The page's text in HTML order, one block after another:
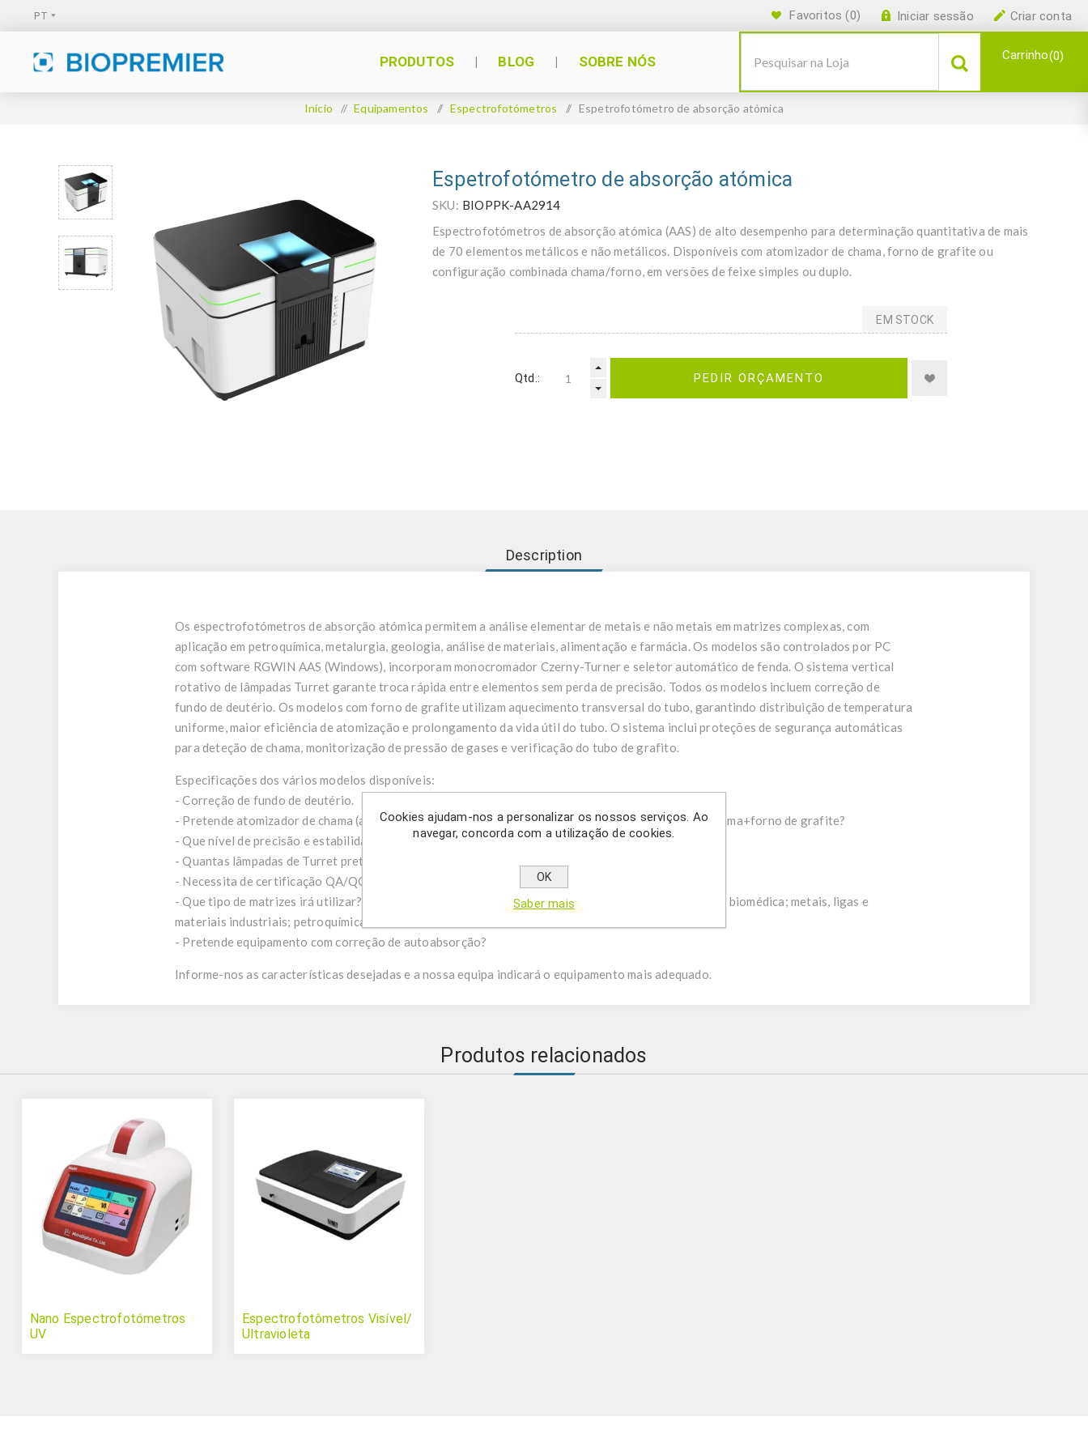
Criar conta
Iniciar sessão
Favoritos (0)
PRODUTOS BLOG SOBRE NÓS Carrinho 0
Início / Equipamentos / Espectrofotómetros / Espetrofotómetro de absorção atómica
Espetrofotómetro de absorção atómica
SKU: BIOPPK-AA2914
Espectrofotómetros de absorção atómica (AAS) de alto desempenho para determinação quantitativa de mais
de 70 elementos metálicos e não metálicos. Disponíveis com atomizador de chama, forno de grafite ou
configuração combinada chama/forno, em versões de feixe simples ou duplo.
EM STOCK
Qtd.: PEDIR ORÇAMENTO
Description
Os espectrofotómetros de absorção atómica permitem a análise elementar de metais e não metais em matrizes complexas, com
aplicação em petroquímica, metalurgia, geologia, análise de materiais, alimentação e farmácia. Os modelos são controlados por PC
com software RGWIN AAS (Windows), incorporam monocromador Czerny-Turner e seletor automático de fenda. O sistema vertical
rotativo de lâmpadas Turret garante troca rápida entre elementos sem perda de precisão. Todos os modelos incluem correção de
fundo de deutério. Os modelos com forno de grafite utilizam aquecimento transversal do tubo, garantindo distribuição de temperatura
uniforme, maior eficiência de atomização e prolongamento da vida útil do tubo. O sistema inclui proteções de segurança automáticas
para deteção de chama, monitorização de pressão de gases e verificação do tubo de grafito.
Especificações dos vários modelos disponíveis:
- Correção de fundo de deutério.
- Pretende atomizador de chama (ar/acetileno ou N2O/acetileno), forno de grafite ou combinado chama+forno de grafite?
- Que nível de precisão e estabilidade necessita: feixe único ou feixe duplo (maior estabilidade)?
- Quantas lâmpadas de Turret pretende: 4 ou 8?
- Necessita de certificação QA/QC?
- Que tipo de matrizes irá utilizar? Águas; alimentos e bebidas; solos, minerais e geologia; farmácia e biomédica; metais, ligas e
materiais industriais; petroquímica.
- Pretende equipamento com correção de autoabsorção?
Informe-nos as características desejadas e a nossa equipa indicará o equipamento mais adequado.
Produtos relacionados
Nano Espectrofotómetros
UV
Espectrofotômetros Visível/
Ultravioleta
Cookies ajudam-nos a personalizar os nossos serviços. Ao
navegar, concorda com a utilização de cookies.
OK
Saber mais